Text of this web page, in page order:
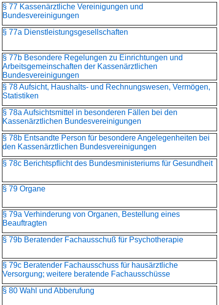
§ 77 Kassenärztliche Vereinigungen und
Bundesvereinigungen
§ 77a Dienstleistungsgesellschaften
§ 77b Besondere Regelungen zu Einrichtungen und
Arbeitsgemeinschaften der Kassenärztlichen
Bundesvereinigungen
§ 78 Aufsicht, Haushalts- und Rechnungswesen, Vermögen,
Statistiken
§ 78a Aufsichtsmittel in besonderen Fällen bei den
Kassenärztlichen Bundesvereinigungen
§ 78b Entsandte Person für besondere Angelegenheiten bei
den Kassenärztlichen Bundesvereinigungen
§ 78c Berichtspflicht des Bundesministeriums für Gesundheit
§ 79 Organe
§ 79a Verhinderung von Organen, Bestellung eines
Beauftragten
§ 79b Beratender Fachausschuß für Psychotherapie
§ 79c Beratender Fachausschuss für hausärztliche
Versorgung; weitere beratende Fachausschüsse
§ 80 Wahl und Abberufung